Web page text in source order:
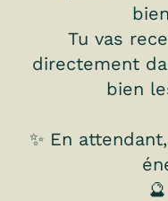
Tu vas
directement
bien
✨ En